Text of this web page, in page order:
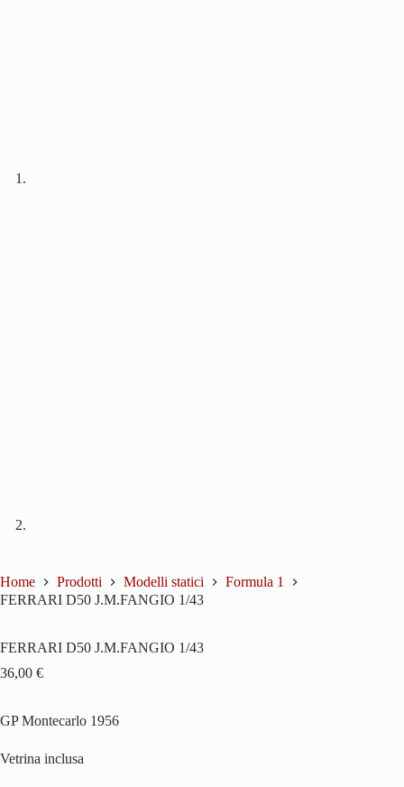
Home Prodotti Modelli statici
Formula 1
FERRARI D50 J.M.FANGIO 1/43
FERRARI D50 J.M.FANGIO 1/43
36,00 €
GP Montecarlo 1956
Vetrina inclusa